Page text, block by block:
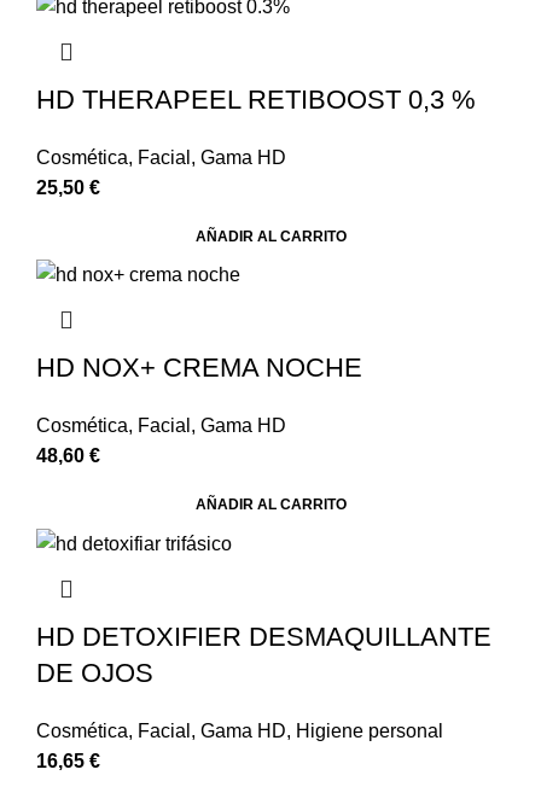
HD THERAPEEL RETIBOOST 0,3 %
Cosmética, Facial , Gama HD
25,50 €
AÑADIR AL CARRITO
HD NOX+ CREMA NOCHE
Cosmética, Facial , Gama HD
48,60 €
AÑADIR AL CARRITO
HD DETOXIFIER DESMAQUILLANTE
DE OJOS
Cosmética, Facial , Gama HD, Higiene personal
16,65 €